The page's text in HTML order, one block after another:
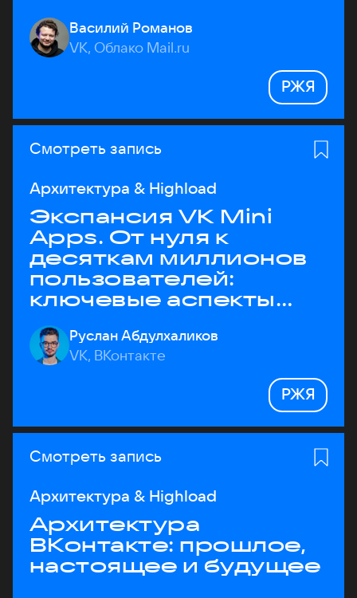
Василий Романов
VK, Облако Mail.ru
РЖЯ
Смотреть запись
Архитектура & Highload
Экспансия VK Mini
Apps. От нуля к
десяткам миллионов
пользователей:
ключевые аспекты
архитектуры
Руслан Абдулхаликов
VK, ВКонтакте
РЖЯ
Смотреть запись
Архитектура & Highload
Архитектура
ВКонтакте: прошлое,
настоящее и будущее